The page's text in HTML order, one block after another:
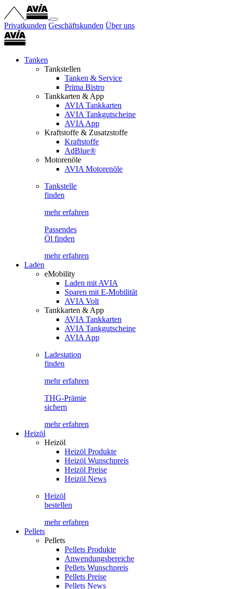
Privatkunden Geschäftskunden Über uns
Tanken
Tankstellen
Tanken & Service
Prima Bistro
Tankkarten & App
AVIA Tankkarten
AVIA Tankgutscheine
AVIA App
Kraftstoffe & Zusatzstoffe
Kraftstoffe
AdBlue®
Motorenöle
AVIA Motorenöle
Tankstelle
finden
mehr erfahren
Passendes
Öl finden
mehr erfahren
Laden
eMobility
Laden mit AVIA
Sparen mit E-Mobilität
AVIA Volt
Tankkarten & App
AVIA Tankkarten
AVIA Tankgutscheine
AVIA App
Ladestation
finden
mehr erfahren
THG-Prämie
sichern
mehr erfahren
Heizöl
Heizöl
Heizöl Produkte
Heizöl Wunschpreis
Heizöl Preise
Heizöl News
Heizöl
bestellen
mehr erfahren
Pellets
Pellets
Pellets Produkte
Anwendungsbereiche
Pellets Wunschpreis
Pellets Preise
Pellets News